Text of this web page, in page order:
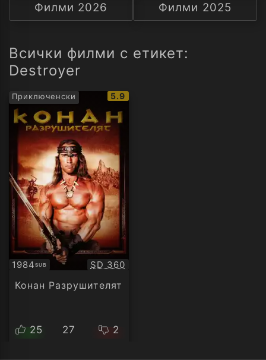
А
Филми 2026
Филми 2025
Всички филми с етикет:
Destroyer
Приключенски
IMDb
5.9
1984SUB
Субтитри Качество:
SD 360
Конан Разрушителят
25 27 2